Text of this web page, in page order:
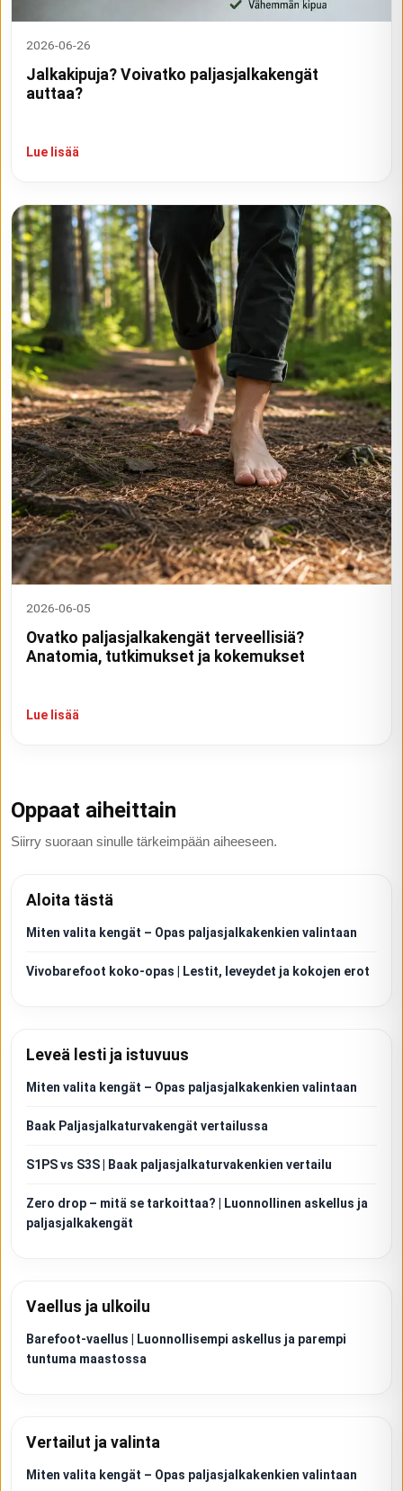
2026-06-26
Jalkakipuja? Voivatko paljasjalkakengät
auttaa?
Lue lisää
2026-06-05
Ovatko paljasjalkakengät terveellisiä?
Anatomia, tutkimukset ja kokemukset
Lue lisää
Oppaat aiheittain
Siirry suoraan sinulle tärkeimpään aiheeseen.
Aloita tästä
Miten valita kengät – Opas paljasjalkakenkien valintaan
Vivobarefoot koko-opas | Lestit, leveydet ja kokojen erot
Leveä lesti ja istuvuus
Miten valita kengät – Opas paljasjalkakenkien valintaan
Baak Paljasjalkaturvakengät vertailussa
S1PS vs S3S | Baak paljasjalkaturvakenkien vertailu
Zero drop – mitä se tarkoittaa? | Luonnollinen askellus ja
paljasjalkakengät
Vaellus ja ulkoilu
Barefoot-vaellus | Luonnollisempi askellus ja parempi
tuntuma maastossa
Vertailut ja valinta
Miten valita kengät – Opas paljasjalkakenkien valintaan